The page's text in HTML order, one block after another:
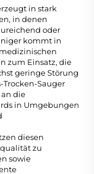
in stark
in denen
oder
kommt in
zum Einsatz, die
geringe Störung
Trocken-Sauger
die
in Umgebungen
diesen
zu
sowie